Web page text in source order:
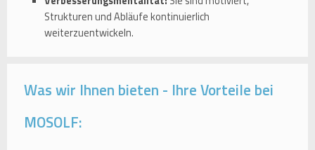
Strukturen und Abläufe kontinuierlich
weiterzuentwickeln.
Was wir Ihnen bieten - Ihre Vorteile bei
MOSOLF: